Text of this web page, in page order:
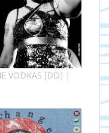
VODKAS [DD] |